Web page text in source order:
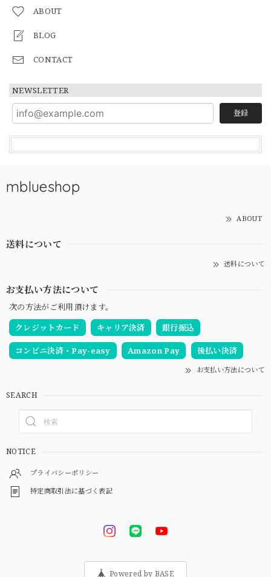
ABOUT
BLOG
CONTACT
NEWSLETTER
登録
mblueshop
ABOUT
送料について
送料について
お支払い方法について
次の方法がご利用頂けます。
クレジットカード
キャリア決済 銀行振込
コンビニ決済・Pay-easy Amazon Pay 後払い決済
お支払い方法について
SEARCH
NOTICE
プライバシーポリシー
特定商取引法に基づく表記
Powered by BASE